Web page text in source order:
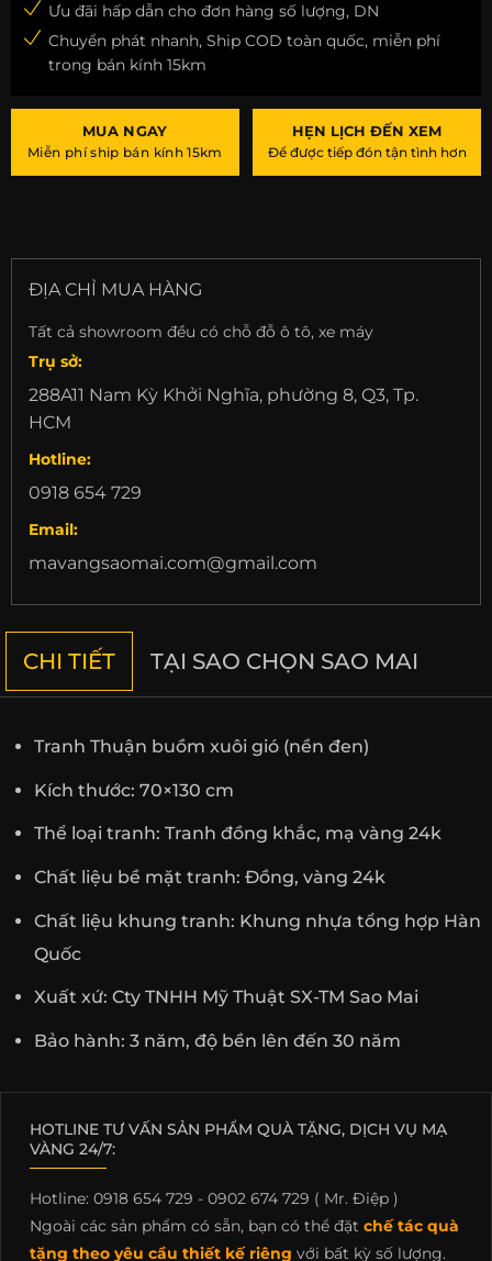
Ưu đãi hấp dẫn cho đơn hàng số lượng, DN
Chuyển phát nhanh, Ship COD toàn quốc, miễn phí
trong bán kính 15km
MUA NGAY
Miễn phí ship bán kính 15km
HẸN LỊCH ĐẾN XEM
Để được tiếp đón tận tình hơn
ĐỊA CHỈ MUA HÀNG
Tất cả showroom đều có chỗ đỗ ô tô, xe máy
Trụ sở:
288A11 Nam Kỳ Khởi Nghĩa, phường 8, Q3, Tp.
HCM
Hotline:
0918 654 729
Email:
mavangsaomai.com@gmail.com
CHI TIẾT TẠI SAO CHỌN SAO MAI
Tranh Thuận buồm xuôi gió (nền đen)
Kích thước: 70×130 cm
Thể loại tranh: Tranh đồng khắc, mạ vàng 24k
Chất liệu bề mặt tranh: Đồng, vàng 24k
Chất liệu khung tranh: Khung nhựa tổng hợp Hàn
Quốc
Xuất xứ: Cty TNHH Mỹ Thuật SX-TM Sao Mai
Bảo hành: 3 năm, độ bền lên đến 30 năm
HOTLINE TƯ VẤN SẢN PHẨM QUÀ TẶNG, DỊCH VỤ MẠ
VÀNG 24/7:
Hotline: 0918 654 729 - 0902 674 729 ( Mr. Điệp )
Ngoài các sản phẩm có sẵn, bạn có thể đặt chế tác quà
tặng theo yêu cầu thiết kế riêng với bất kỳ số lượng.